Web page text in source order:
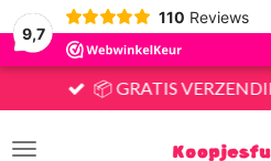
9,7
110 Reviews
📦 GRATIS